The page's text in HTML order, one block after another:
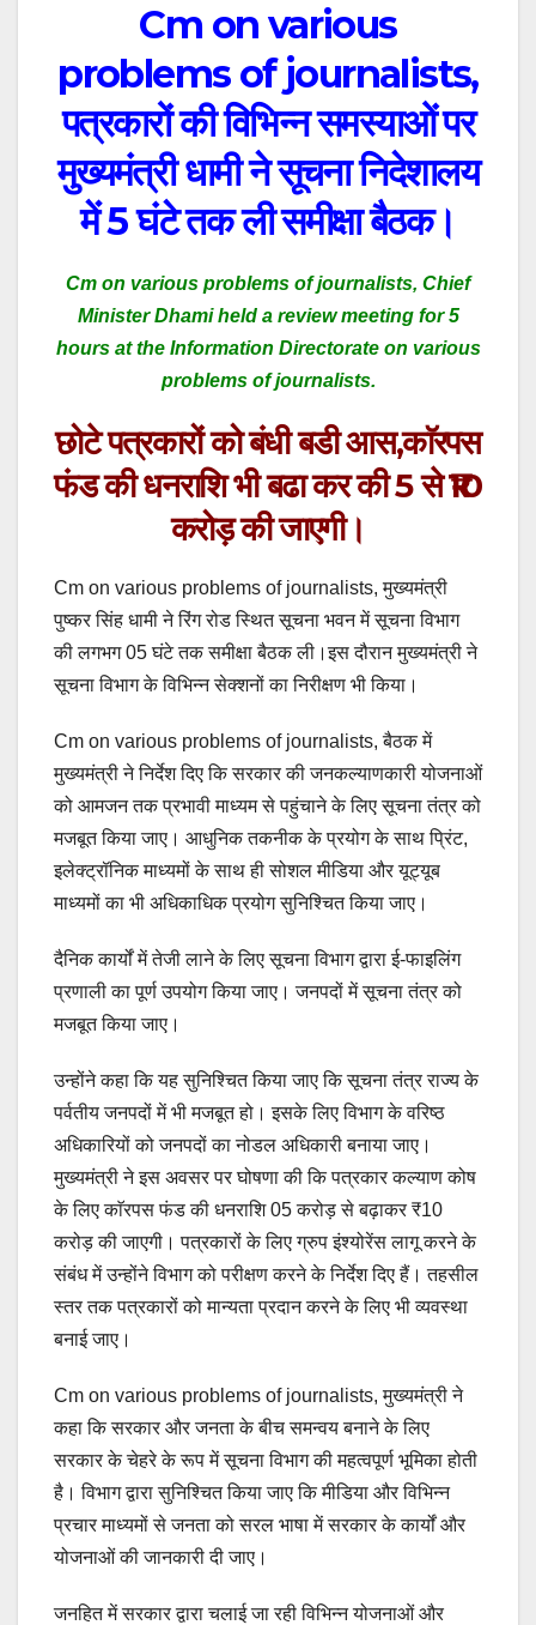
Cm on various
problems of journalists,
पत्रकारों की विभिन्न समस्याओं पर
मुख्यमंत्री धामी ने सूचना निदेशालय
में 5 घंटे तक ली समीक्षा बैठक।
Cm on various problems of journalists, Chief
Minister Dhami held a review meeting for 5
hours at the Information Directorate on various
problems of journalists.
छोटे पत्रकारों को बंधी बडी आस,काॅरपस
फंड की धनराशि भी बढा कर की 5 से ₹10
करोड़ की जाएगी।
Cm on various problems of journalists, मुख्यमंत्री
पुष्कर सिंह धामी ने रिंग रोड स्थित सूचना भवन में सूचना विभाग
की लगभग 05 घंटे तक समीक्षा बैठक ली।इस दौरान मुख्यमंत्री ने
सूचना विभाग के विभिन्न सेक्शनों का निरीक्षण भी किया।
Cm on various problems of journalists, बैठक में
मुख्यमंत्री ने निर्देश दिए कि सरकार की जनकल्याणकारी योजनाओं
को आमजन तक प्रभावी माध्यम से पहुंचाने के लिए सूचना तंत्र को
मजबूत किया जाए। आधुनिक तकनीक के प्रयोग के साथ प्रिंट,
इलेक्ट्रॉनिक माध्यमों के साथ ही सोशल मीडिया और यूट्यूब
माध्यमों का भी अधिकाधिक प्रयोग सुनिश्चित किया जाए।
दैनिक कार्यों में तेजी लाने के लिए सूचना विभाग द्वारा ई-फाइलिंग
प्रणाली का पूर्ण उपयोग किया जाए। जनपदों में सूचना तंत्र को
मजबूत किया जाए।
उन्होंने कहा कि यह सुनिश्चित किया जाए कि सूचना तंत्र राज्य के
पर्वतीय जनपदों में भी मजबूत हो। इसके लिए विभाग के वरिष्ठ
अधिकारियों को जनपदों का नोडल अधिकारी बनाया जाए।
मुख्यमंत्री ने इस अवसर पर घोषणा की कि पत्रकार कल्याण कोष
के लिए काॅरपस फंड की धनराशि 05 करोड़ से बढ़ाकर ₹10
करोड़ की जाएगी। पत्रकारों के लिए ग्रुप इंश्योरेंस लागू करने के
संबंध में उन्होंने विभाग को परीक्षण करने के निर्देश दिए हैं। तहसील
स्तर तक पत्रकारों को मान्यता प्रदान करने के लिए भी व्यवस्था
बनाई जाए।
Cm on various problems of journalists, मुख्यमंत्री ने
कहा कि सरकार और जनता के बीच समन्वय बनाने के लिए
सरकार के चेहरे के रूप में सूचना विभाग की महत्वपूर्ण भूमिका होती
है। विभाग द्वारा सुनिश्चित किया जाए कि मीडिया और विभिन्न
प्रचार माध्यमों से जनता को सरल भाषा में सरकार के कार्यों और
योजनाओं की जानकारी दी जाए।
जनहित में सरकार द्वारा चलाई जा रही विभिन्न योजनाओं और